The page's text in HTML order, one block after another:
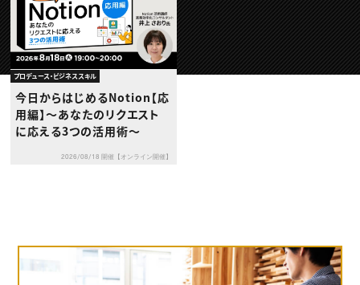
スキルアップしたい！
スキルアップしたい！ トップ
デザイン
プログラミング
動画配信・映像制作
編集・ライティング
マーケティング
ディレクション
業界解説・キャリア事情
お役立ち基礎知識
TOP Creator’s コラム
TOP Creator’s コラム トップ
Webクリエイター
アプリクリエイター
ゲームクリエイター
映像クリエイター
マーケッター
クリエイターインタビュー
セミナー
ニュース・トレンド
ニュース・トレンド トップ
プロフェッショナル×つながる×メディア
プロデュース・ビジネススキル
今日からはじめるNotion【応
用編】〜あなたのリクエスト
に応える3つの活用術〜
2026/08/18 開催【オンライン開催】